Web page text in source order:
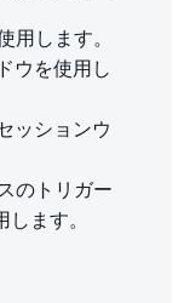
用します。
ウを使用し
ッションウ
のトリガー
ます。